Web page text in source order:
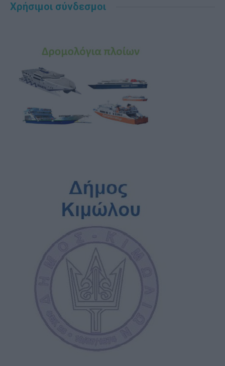
Χρήσιμοι σύνδεσμοι